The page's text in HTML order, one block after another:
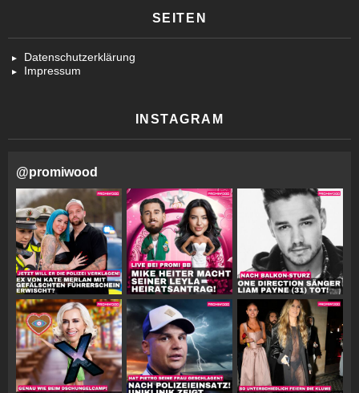
SEITEN
Datenschutzerklärung
Impressum
INSTAGRAM
@promiwood